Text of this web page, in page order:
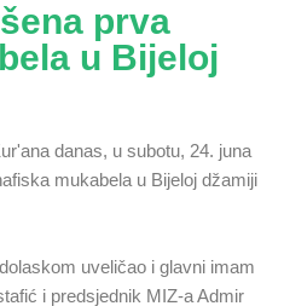
prva
u Bijeloj
danas, u subotu, 24. juna
mukabela u Bijeloj džamiji
uveličao i glavni imam
i predsjednik MIZ-a Admir